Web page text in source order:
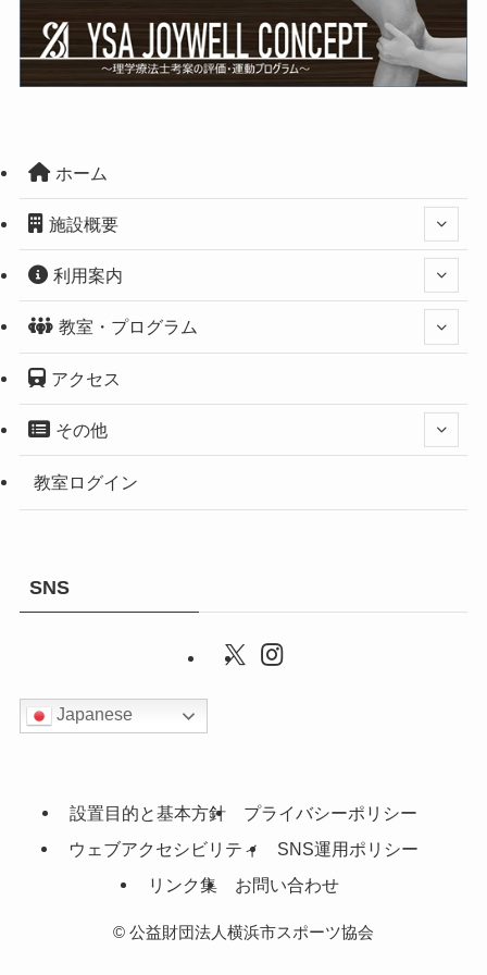
ホーム
施設概要
利用案内
教室・プログラム
アクセス
その他
教室ログイン
SNS
Japanese
設置目的と基本方針
プライバシーポリシー
ウェブアクセシビリティ
SNS運用ポリシー
リンク集
お問い合わせ
© 公益財団法人横浜市スポーツ協会